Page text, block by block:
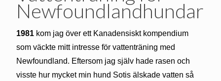
Newfoundlandhundar
1981 kom jag över ett Kanadensiskt kompendium
som väckte mitt intresse för vattenträning med
Newfoundland. Eftersom jag själv hade rasen och
visste hur mycket min hund Sotis älskade vatten så